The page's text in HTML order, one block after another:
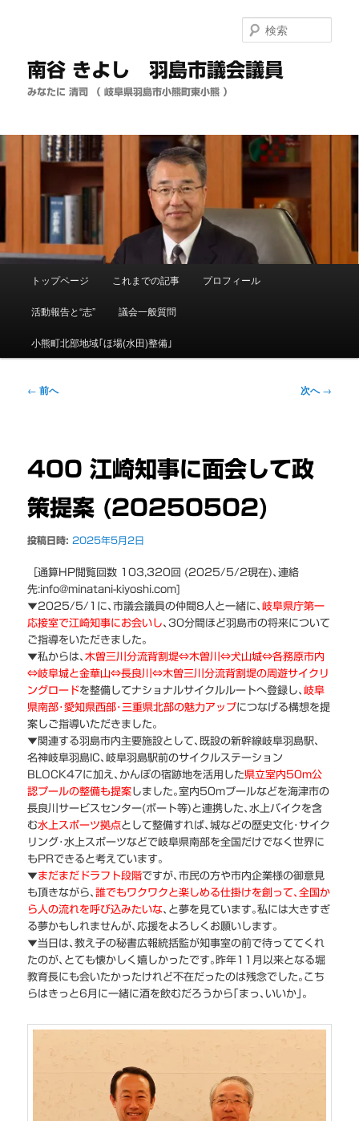
移
南谷 きよし 羽島市議会議員
みなたに 清司 （ 岐阜県羽島市小熊町東小熊 ）
索
ュ
トップページ これまでの記事 プロフィール
活動報告と“志” 議会一般質問
小熊町北部地域｢ほ場(水田)整備｣
投
ー
ョ
← 前へ 次へ→
400 江崎知事に面会して政
策提案 (20250502)
投稿日時: 2025年5月2日
［通算HP閲覧回数 103,320回 (2025/5/2現在)､連絡
先:info@minatani-kiyoshi.com]
▼2025/5/1に､市議会議員の仲間8人と一緒に､ 岐阜県庁第一
応接室で江崎知事にお会いし､30分間ほど羽島市の将来について
ご指導をいただきました｡
▼私からは､木曽三川分流背割堤⇔木曽川⇔犬山城⇔各務原市内
⇔岐阜城と金華山⇔長良川⇔木曽三川分流背割堤の周遊サイクリ
ングロードを整備してナショナルサイクルルートへ登録し､ 岐阜
県南部･愛知県西部･三重県北部の魅力アップにつなげる構想を提
案しご指導いただきました｡
▼関連する羽島市内主要施設として､既設の新幹線岐阜羽島駅、
名神岐阜羽島IC､岐阜羽島駅前のサイクルステーション
BLOCK47に加え､かんぽの宿跡地を活用した県立室内50m公
認プールの整備も提案しました｡室内50mプールなどを海津市の
長良川サービスセンター(ボート等)と連携した､水上バイクを含
む水上スポーツ拠点として整備すれば､城などの歴史文化･サイク
リング･水上スポーツなどで岐阜県南部を全国だけでなく世界に
もPRできると考えています｡
▼まだまだドラフト段階ですが､市民の方や市内企業様の御意見
も頂きながら､誰でもワクワクと楽しめる仕掛けを創って､全国か
ら人の流れを呼び込みたいな､と夢を見ています｡私には大きすぎ
る夢かもしれませんが､応援をよろしくお願いします｡
▼当日は､教え子の秘書広報統括監が知事室の前で待っててくれ
たのが､とても懐かしく嬉しかったです｡昨年11月以来となる堀
教育長にも会いたかったけれど不在だったのは残念でした｡こち
らはきっと6月に一緒に酒を飲むだろうから｢まっ､いいか｣｡